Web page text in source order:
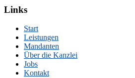
Links
Start
Leistungen
Mandanten
Über die Kanzlei
Jobs
Kontakt